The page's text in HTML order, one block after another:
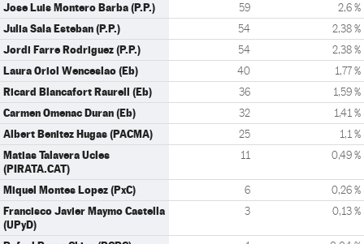
Jose Luis Montero Barba (P.P.) 59 2,6 %
Julia Sala Esteban (P.P.) 54 2,38 %
Jordi Farre Rodriguez (P.P.) 54 2,38 %
Laura Oriol Wenceslao (Eb) 40 1,77 %
Ricard Blancafort Raurell (Eb) 36 1,59 %
Carmen Omenac Duran (Eb) 32 1,41 %
Albert Benitez Hugas (PACMA) 25 1,1 %
Matias Talavera Ucles
(PIRATA.CAT)
11 0,49 %
Miquel Montes Lopez (PxC) 6 0,26 %
Francisco Javier Maymo Castella
(UPyD)
3 0,13 %